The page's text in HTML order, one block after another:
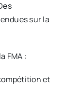
sur la
FMA :
et